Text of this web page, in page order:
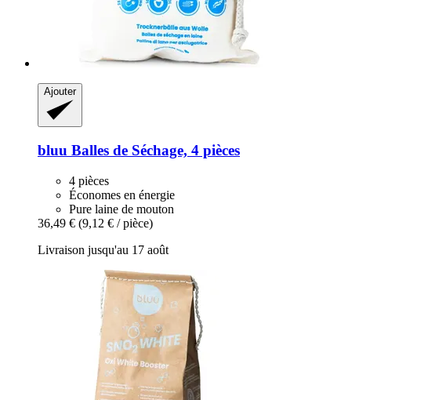
Ajouter
bluu Balles de Séchage, 4 pièces
4 pièces
Économes en énergie
Pure laine de mouton
36,49 € (9,12 € / pièce)
Livraison jusqu'au 17 août